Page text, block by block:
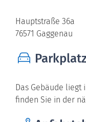
Hauptstraße 36a
76571 Gaggenau
Parkplatz
Das Gebäude liegt
finden Sie in der